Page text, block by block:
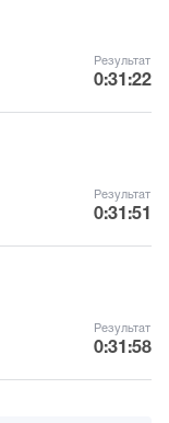
Результат
0:31:22
Результат
0:31:51
Результат
0:31:58